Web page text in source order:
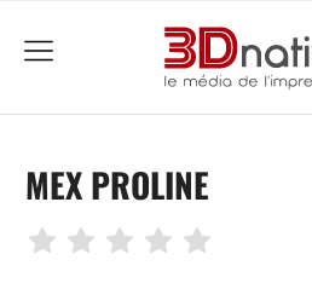
menu
MEX PROLINE